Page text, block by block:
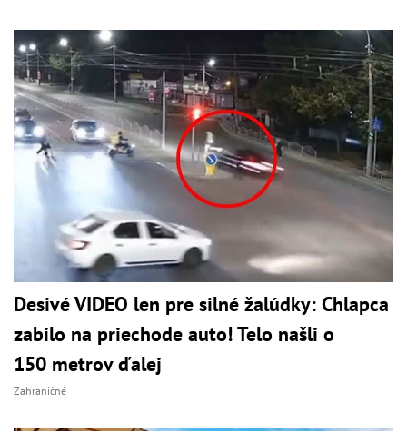
Desivé VIDEO len pre silné žalúdky: Chlapca
zabilo na priechode auto! Telo našli o
150 metrov ďalej
Zahraničné